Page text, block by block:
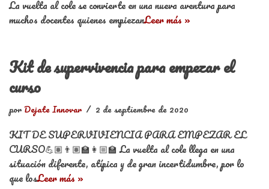
La vuelta al cole se convierte en una nueva aventura para
muchos docentes quienes empiezanLeer más »
Kit de supervivencia para empezar el
curso
porDejate Innovar 2 de septiembre de 2020
KIT DE SUPERVIVIENCIA PARA EMPEZAR EL
CURSO💪🏽👨🏽‍🏫👩🏼‍🏫 La vuelta al cole llega en una
situación diferente, atípica y de gran incertidumbre, por lo
que losLeer más »